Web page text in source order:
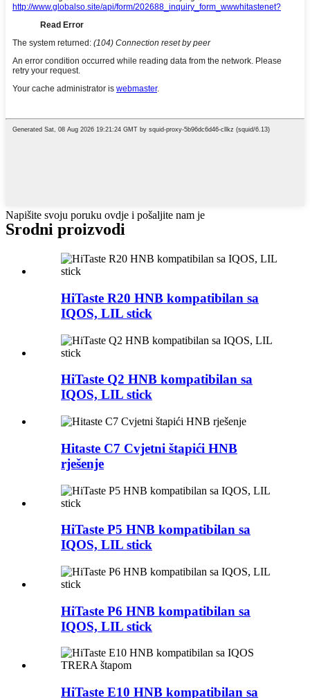
Napišite svoju poruku ovdje i pošaljite nam je
Srodni proizvodi
HiTaste R20 HNB kompatibilan sa
IQOS, LIL stick
HiTaste Q2 HNB kompatibilan sa
IQOS, LIL stick
Hitaste C7 Cvjetni štapići HNB
rješenje
HiTaste P5 HNB kompatibilan sa
IQOS, LIL stick
HiTaste P6 HNB kompatibilan sa
IQOS, LIL stick
HiTaste E10 HNB kompatibilan sa